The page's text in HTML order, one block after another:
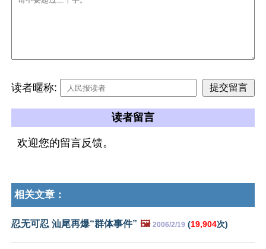
读者暱称:
读者留言
欢迎您的留言反馈。
相关文章：
忍无可忍 汕尾再爆“群体事件” 🖼️ 2006/2/19 (19,904次)